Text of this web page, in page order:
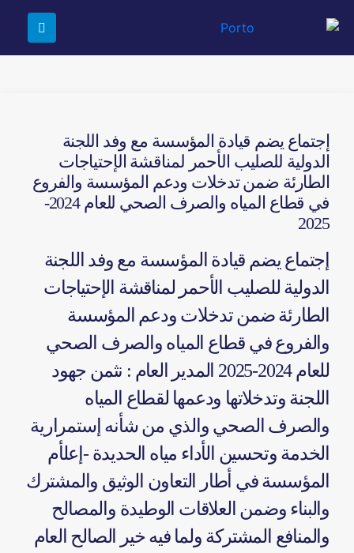
إجتماع يضم قيادة المؤسسة مع وفد اللجنة
الدولية للصليب الأحمر لمناقشة الإحتياجات
الطارئة ضمن تدخلات ودعم المؤسسة والفروع
في قطاع المياه والصرف الصحي للعام 2024-
2025
إجتماع يضم قيادة المؤسسة مع وفد اللجنة
الدولية للصليب الأحمر لمناقشة الإحتياجات
الطارئة ضمن تدخلات ودعم المؤسسة
والفروع في قطاع المياه والصرف الصحي
للعام 2024-2025 المدير العام : نثمن جهود
اللجنة وتدخلاتها ودعمها لقطاع المياه
والصرف الصحي والذي من شأنه إستمرارية
الخدمة وتحسين الأداء مياه الحديدة -إعلأم
المؤسسة في أطار التعاون الوثيق والمشترك
والبناء وضمن العلاقات الوطيدة والمصالح
والمنافع المشتركة ولما فيه خير الصالح العام